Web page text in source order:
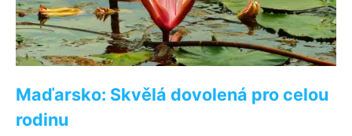
Maďarsko: Skvělá dovolená pro celou
rodinu